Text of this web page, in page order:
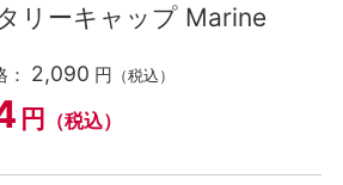
リーキャップ Marine
2,090 円 （税込）
円 （税込）